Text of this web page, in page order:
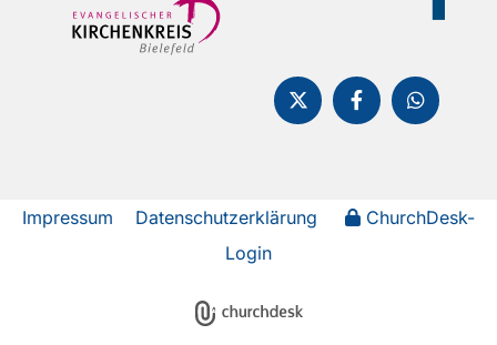
Impressum Datenschutzerklärung
ChurchDesk-
Login